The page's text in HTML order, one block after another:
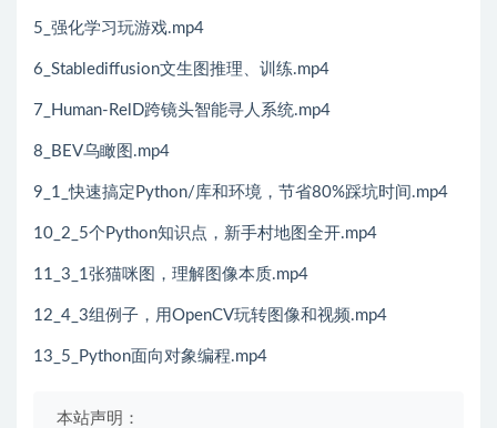
5_强化学习玩游戏.mp4
6_Stablediffusion文生图推理、训练.mp4
7_Human-RelD跨镜头智能寻人系统.mp4
8_BEV乌瞰图.mp4
9_1_快速搞定Python/库和环境，节省80%踩坑时间.mp4
10_2_5个Python知识点，新手村地图全开.mp4
11_3_1张猫咪图，理解图像本质.mp4
12_4_3组例子，用OpenCV玩转图像和视频.mp4
13_5_Python面向对象编程.mp4
本站声明：